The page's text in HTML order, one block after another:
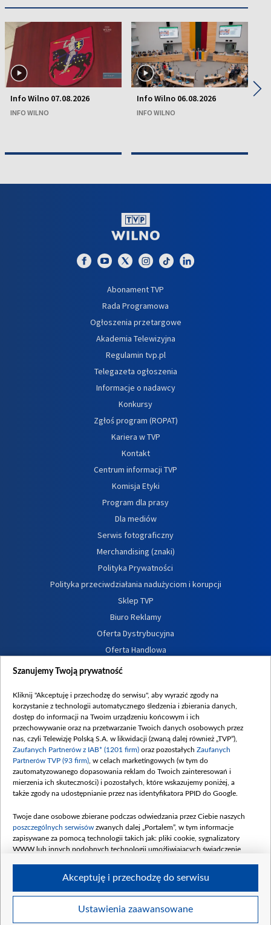
Info Wilno 07.08.2026
INFO WILNO
Info Wilno 06.08.2026
INFO WILNO
▶
Abonament TVP
Rada Programowa
Ogłoszenia przetargowe
Akademia Telewizyjna
Regulamin tvp.pl
Telegazeta ogłoszenia
Informacje o nadawcy
Konkursy
Zgłoś program (ROPAT)
Kariera w TVP
Kontakt
Centrum informacji TVP
Komisja Etyki
Program dla prasy
Dla mediów
Serwis fotograficzny
Merchandising (znaki)
Polityka Prywatności
Polityka przeciwdziałania nadużyciom i korupcji
Sklep TVP
Biuro Reklamy
Oferta Dystrybucyjna
Oferta Handlowa
Dostępność
Procedura zgłoszeń wewnętrznych
Szanujemy Twoją prywatność
Kliknij "Akceptuję i przechodzę do serwisu", aby wyrazić zgody na
korzystanie z technologii automatycznego śledzenia i zbierania danych,
dostęp do informacji na Twoim urządzeniu końcowym i ich
przechowywanie oraz na przetwarzanie Twoich danych osobowych przez
nas, czyli Telewizję Polską S.A. w likwidacji (zwaną dalej również „TVP”),
Zaufanych Partnerów z IAB* (1201 firm) oraz pozostałych Zaufanych
Partnerów TVP (93 firm) , w celach marketingowych (w tym do
zautomatyzowanego dopasowania reklam do Twoich zainteresowań i
mierzenia ich skuteczności) i pozostałych, które wskazujemy poniżej, a
także zgody na udostępnianie przez nas identyfikatora PPID do Google.
Twoje dane osobowe zbierane podczas odwiedzania przez Ciebie naszych
poszczególnych serwisów zwanych dalej „Portalem”, w tym informacje
zapisywane za pomocą technologii takich jak: pliki cookie, sygnalizatory
WWW lub innych podobnych technologii umożliwiających świadczenie
Twoje dane osobowe zbierane podczas odwiedzania przez Ciebie
Ustawienia zaawansowane
Akceptuję i przechodzę do serwisu